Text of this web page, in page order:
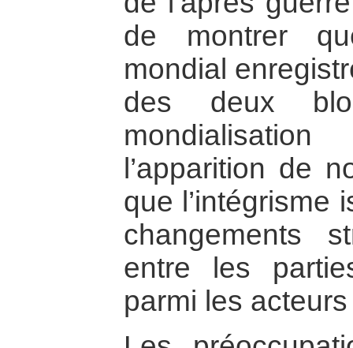
de montrer
mondial
des deux
l’apparition de
que l’intégrisme
changements
entre les
parmi les